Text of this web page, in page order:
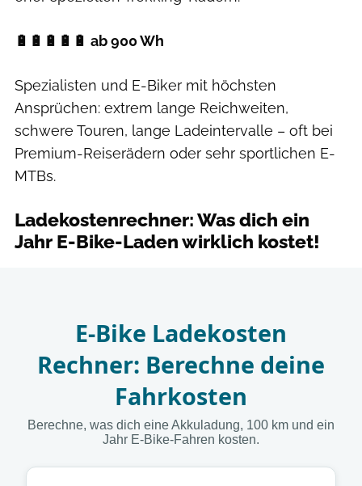
🔋🔋🔋🔋🔋 ab 900 Wh
Spezialisten und E-Biker mit höchsten
Ansprüchen: extrem lange Reichweiten,
schwere Touren, lange Ladeintervalle – oft bei
Premium-Reiserädern oder sehr sportlichen E-
MTBs.
Ladekostenrechner: Was dich ein
Jahr E-Bike-Laden wirklich kostet!